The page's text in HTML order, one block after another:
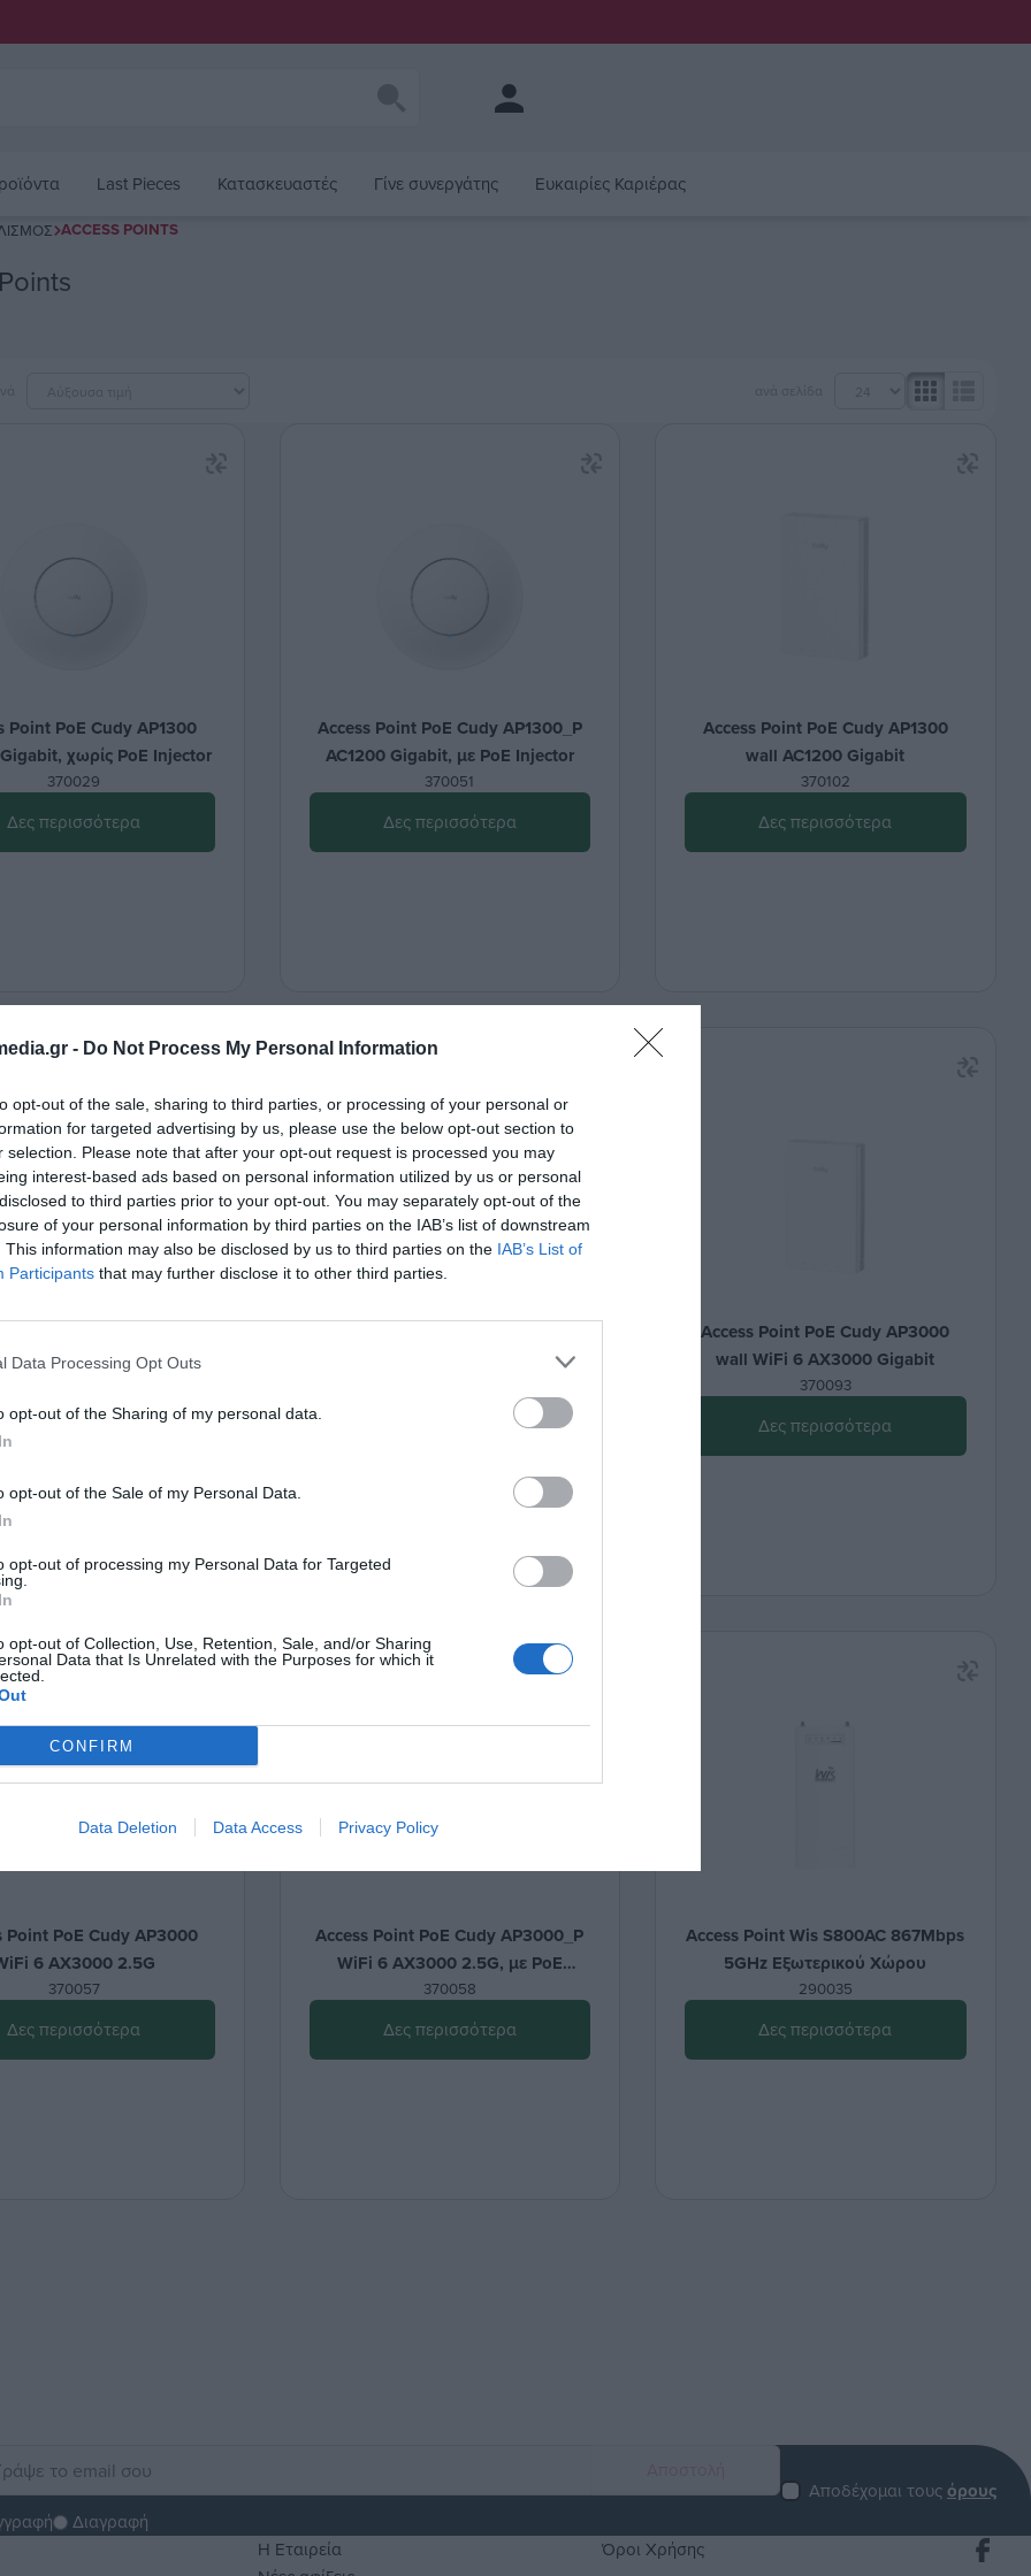
- Do Not Process My Personal Information
opt-out of the sale, sharing to third parties, or processing of your personal or
for targeted advertising by us, please use the below opt-out section to
selection. Please note that after your opt-out request is processed you may
interest-based ads based on personal information utilized by us or personal
to third parties prior to your opt-out. You may separately opt-out of the
of your personal information by third parties on the IAB’s list of downstream
This information may also be disclosed by us to third parties on the IAB’s List of
Participants that may further disclose it to other third parties.
Data Processing Opt Outs
opt-out of the Sharing of my personal data.
opt-out of the Sale of my Personal Data.
opt-out of processing my Personal Data for Targeted
opt-out of Collection, Use, Retention, Sale, and/or Sharing
Data that Is Unrelated with the Purposes for which it
CONFIRM
Data Deletion Data Access Privacy Policy
Last Pieces Κατασκευαστές Γίνε συνεργάτης
Ευκαιρίες Καριέρας
ACCESS POINTS
Point PoE Cudy AP1300
χωρίς PoE Injector
370029
Δες περισσότερα
Access Point PoE Cudy AP1300_P
AC1200 Gigabit, με PoE Injector
370051
Δες περισσότερα
Access Point PoE Cudy AP1300
wall AC1200 Gigabit
370102
Δες περισσότερα
Εξωτερικού Χώρου
Δες περισσότερα Δες περισσότερα
Access Point PoE Cudy AP3000
wall WiFi 6 AX3000 Gigabit
370093
Δες περισσότερα
Point PoE Cudy AP3000
6 AX3000 2.5G
370057
Δες περισσότερα
Access Point PoE Cudy AP3000_P
WiFi 6 AX3000 2.5G, με PoE
Injector
370058
Δες περισσότερα
Access Point Wis S800AC 867Mbps
5GHz Εξωτερικού Χώρου
290035
Δες περισσότερα
Διαγραφή
Αποδέχομαι τουςόρους
H Εταιρεία
Όροι Χρήσης